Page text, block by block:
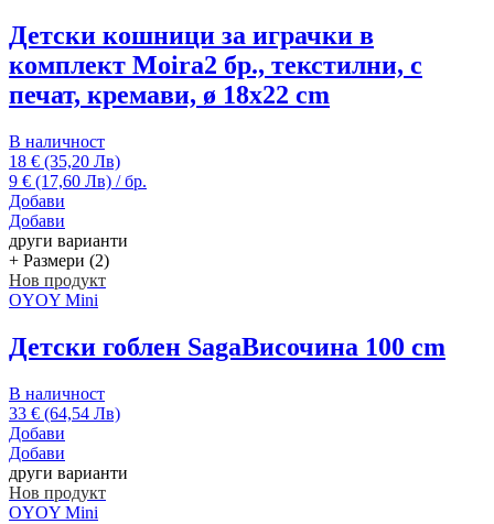
Детски кошници за играчки в
комплект Moira2 бр., текстилни, с
печат, кремави, ø 18x22 cm
В наличност
18 € (35,20 Лв)
9 € (17,60 Лв) / бр.
Добави
Добави
други варианти
+ Размери (2)
Нов продукт
OYOY Mini
Детски гоблен SagaВисочина 100 cm
В наличност
33 € (64,54 Лв)
Добави
Добави
други варианти
Нов продукт
OYOY Mini